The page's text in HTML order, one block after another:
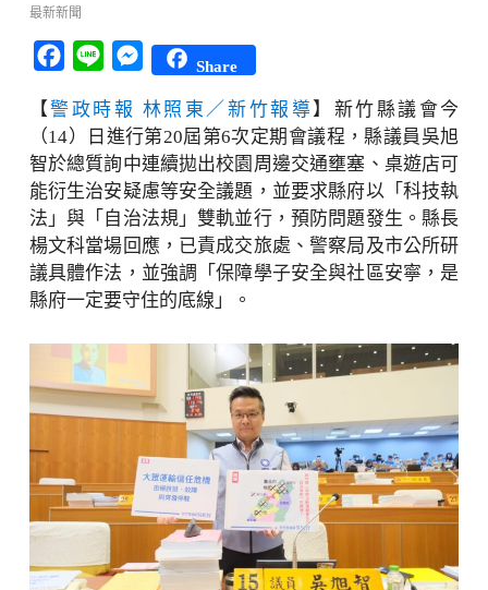
最新新聞
Facebook
Line Messenger
Share
【警政時報 林照東／新竹報導】新竹縣議會今
（14）日進行第20屆第6次定期會議程，縣議員吳旭
智於總質詢中連續拋出校園周邊交通壅塞、桌遊店可
能衍生治安疑慮等安全議題，並要求縣府以「科技執
法」與「自治法規」雙軌並行，預防問題發生。縣長
楊文科當場回應，已責成交旅處、警察局及市公所研
議具體作法，並強調「保障學子安全與社區安寧，是
縣府一定要守住的底線」。